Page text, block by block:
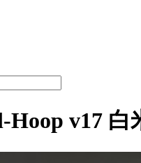
Hoop v17